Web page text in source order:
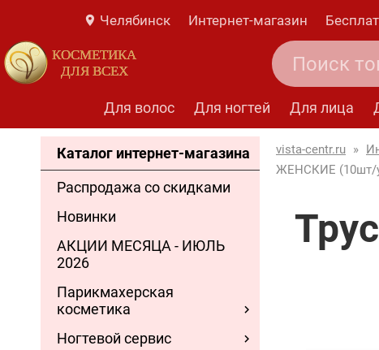
Челябинск Интернет-магазин
КОСМЕТИКА
ДЛЯ ВСЕХ
Для волос Для ногтей Для лица
Каталог интернет-магазина
Распродажа со скидками
Новинки
АКЦИИ МЕСЯЦА - ИЮЛЬ
2026
Парикмахерская
косметика
Ногтевой сервис
vista-centr.ru »
ЖЕНСКИЕ (10шт/